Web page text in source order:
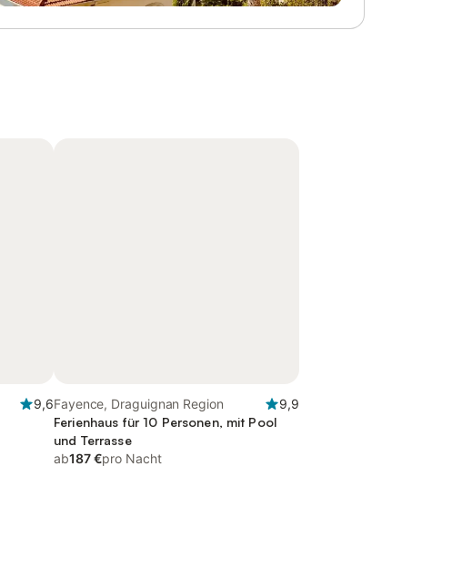
9,6Fayence, Draguignan Region
9,9
Ferienhaus für 10 Personen, mit Pool
und Terrasse
ab187 €pro Nacht